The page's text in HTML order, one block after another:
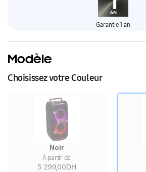
Garantie 1 an
Modèle
Choisissez votre Couleur
Noir
À partir de
5 299,00DH